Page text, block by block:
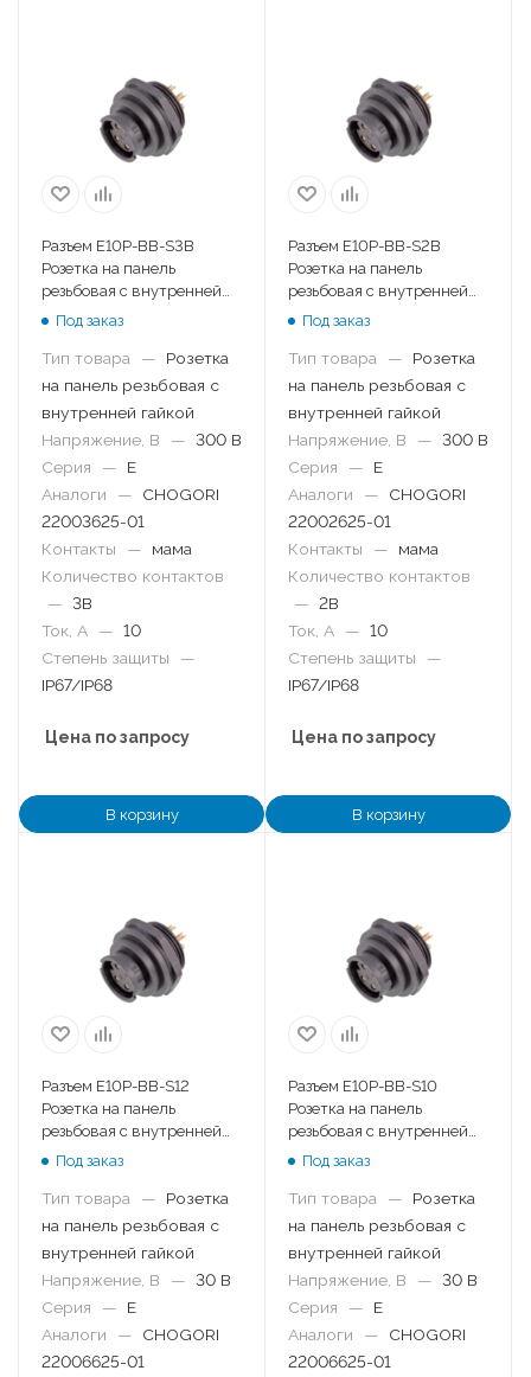
Разъем E10P-BB-S3B
Розетка на панель
резьбовая с внутренней
гайкой
Под заказ
Тип товара —
Розетка
на панель резьбовая с
внутренней гайкой
Напряжение, В
— 300 В
Серия
—
E
Аналоги
—
CHOGORI
22003625-01
Контакты
—
мама
Количество контактов
— 3B
Ток, А
— 10
Степень защиты
—
IP67/IP68
Цена по запросу
В корзину
Разъем E10P-BB-S2B
Розетка на панель
резьбовая с внутренней
гайкой
Под заказ
Тип товара —
Розетка
на панель резьбовая с
внутренней гайкой
Напряжение, В
— 300 В
Серия
—
E
Аналоги
—
CHOGORI
22002625-01
Контакты
—
мама
Количество контактов
— 2B
Ток, А
— 10
Степень защиты
—
IP67/IP68
Цена по запросу
В корзину
Разъем E10P-BB-S12
Розетка на панель
резьбовая с внутренней
гайкой
Под заказ
Тип товара —
Розетка
на панель резьбовая с
внутренней гайкой
Напряжение, В
— 30 В
Серия
—
E
Аналоги
—
CHOGORI
22006625-01
Разъем E10P-BB-S10
Розетка на панель
резьбовая с внутренней
гайкой
Под заказ
Тип товара —
Розетка
на панель резьбовая с
внутренней гайкой
Напряжение, В
— 30 В
Серия
—
E
Аналоги
—
CHOGORI
22006625-01